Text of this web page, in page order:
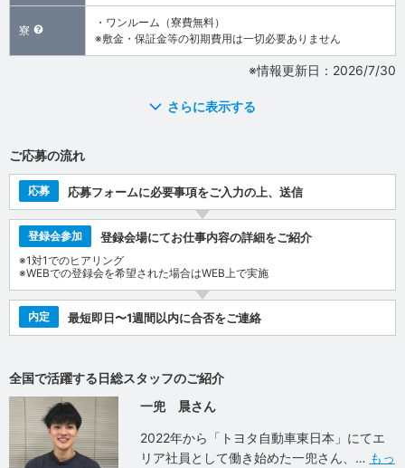
寮
・ワンルーム（寮費無料）
※敷金・保証金等の初期費用は一切必要ありません
※情報更新日：2026/7/30
さらに表示する
ご応募の流れ
応募 応募フォームに必要事項をご入力の上、送信
登録会参加 登録会場にてお仕事内容の詳細をご紹介
※1対1でのヒアリング
※WEBでの登録会を希望された場合はWEB上で実施
内定 最短即日〜1週間以内に合否をご連絡
全国で活躍する日総スタッフのご紹介
一兜 晨さん
2022年から「トヨタ自動車東日本」にてエ
リア社員として働き始めた一兜さん、
もっ